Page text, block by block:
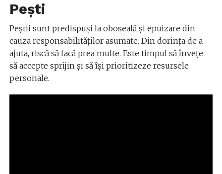
Pești
Peștii sunt predispuși la oboseală și epuizare din
cauza responsabilităților asumate. Din dorința de a
ajuta, riscă să facă prea multe. Este timpul să învețe
să accepte sprijin și să își prioritizeze resursele
personale.